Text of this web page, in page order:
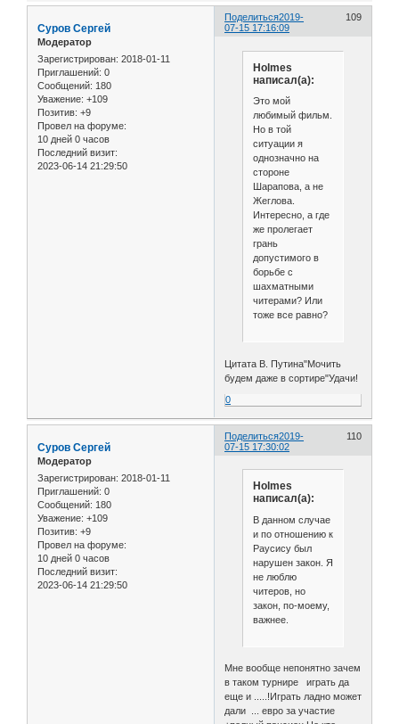
Поделиться 109
2019-
07-15 17:16:09
Cуров Сергей
Модератор
Зарегистрирован: 2018-01-11
Приглашений: 0
Сообщений: 180
Уважение: +109
Позитив: +9
Провел на форуме:
10 дней 0 часов
Последний визит:
2023-06-14 21:29:50
Holmes
написал(а):
Это мой
любимый фильм.
Но в той
ситуации я
однозначно на
стороне
Шарапова, а не
Жеглова.
Интересно, а где
же пролегает
грань
допустимого в
борьбе с
шахматными
читерами? Или
тоже все равно?
Цитата В. Путина"Мочить
будем даже в сортире"Удачи!
0
Поделиться 110
2019-
07-15 17:30:02
Cуров Сергей
Модератор
Зарегистрирован: 2018-01-11
Приглашений: 0
Сообщений: 180
Уважение: +109
Позитив: +9
Провел на форуме:
10 дней 0 часов
Последний визит:
2023-06-14 21:29:50
Holmes
написал(а):
В данном случае
и по отношению к
Раусису был
нарушен закон. Я
не люблю
читеров, но
закон, по-моему,
важнее.
Мне вообще непонятно зачем
в таком турнире играть да
еще и .....!Играть ладно может
дали ... евро за участие